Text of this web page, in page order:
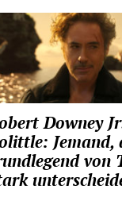
Downey
Jemand,
von